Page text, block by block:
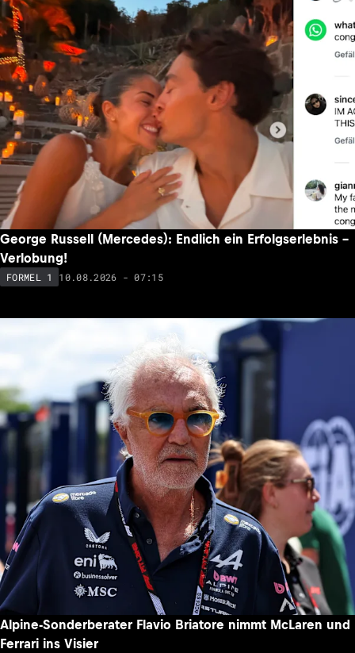
George Russell (Mercedes): Endlich ein Erfolgserlebnis –
Verlobung!
FORMEL 1 10.08.2026 - 07:15
Alpine-Sonderberater Flavio Briatore nimmt McLaren und
Ferrari ins Visier